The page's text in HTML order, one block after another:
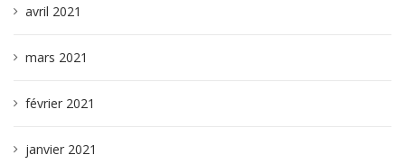
avril 2021
mars 2021
février 2021
janvier 2021